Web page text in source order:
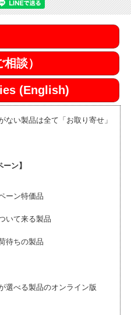
談）
(English)
ない製品は全て「お取り寄せ」
ン】
ーン特価品
いて来る製品
待ちの製品
選べる製品のオンライン版